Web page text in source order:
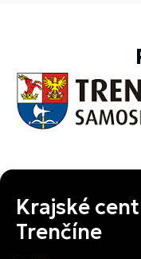
Krajské
Trenčíne